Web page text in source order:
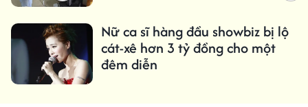
Nữ ca sĩ hàng đầu showbiz bị lộ
cát-xê hơn 3 tỷ đồng cho một
đêm diễn